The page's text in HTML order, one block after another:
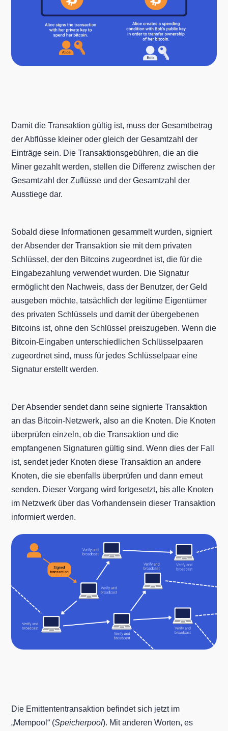
Damit die Transaktion gültig ist, muss der Gesamtbetrag
der Abflüsse kleiner oder gleich der Gesamtzahl der
Einträge sein. Die Transaktionsgebühren, die an die
Miner gezahlt werden, stellen die Differenz zwischen der
Gesamtzahl der Zuflüsse und der Gesamtzahl der
Ausstiege dar.
Sobald diese Informationen gesammelt wurden, signiert
der Absender der Transaktion sie mit dem privaten
Schlüssel, der den Bitcoins zugeordnet ist, die für die
Eingabezahlung verwendet wurden. Die Signatur
ermöglicht den Nachweis, dass der Benutzer, der Geld
ausgeben möchte, tatsächlich der legitime Eigentümer
des privaten Schlüssels und damit der übergebenen
Bitcoins ist, ohne den Schlüssel preiszugeben. Wenn die
Bitcoin-Eingaben unterschiedlichen Schlüsselpaaren
zugeordnet sind, muss für jedes Schlüsselpaar eine
Signatur erstellt werden.
Der Absender sendet dann seine signierte Transaktion
an das Bitcoin-Netzwerk, also an die Knoten. Die Knoten
überprüfen einzeln, ob die Transaktion und die
empfangenen Signaturen gültig sind. Wenn dies der Fall
ist, sendet jeder Knoten diese Transaktion an andere
Knoten, die sie ebenfalls überprüfen und dann erneut
senden. Dieser Vorgang wird fortgesetzt, bis alle Knoten
im Netzwerk über das Vorhandensein dieser Transaktion
informiert werden.
Die Emittententransaktion befindet sich jetzt im
„Mempool“ (Speicherpool). Mit anderen Worten, es